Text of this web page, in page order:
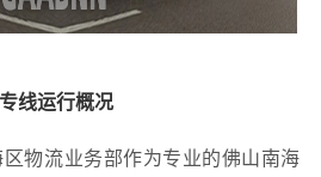
线运行概况
物流业务部作为专业的佛山南海